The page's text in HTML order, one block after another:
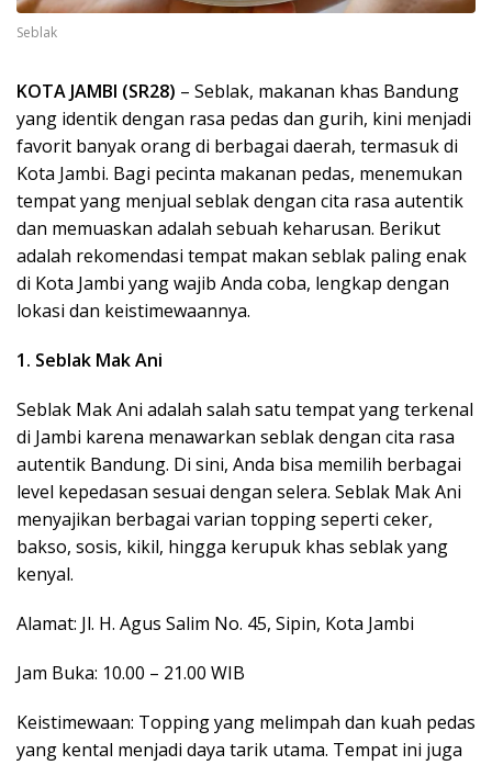
Seblak
KOTA JAMBI (SR28) – Seblak, makanan khas Bandung
yang identik dengan rasa pedas dan gurih, kini menjadi
favorit banyak orang di berbagai daerah, termasuk di
Kota Jambi. Bagi pecinta makanan pedas, menemukan
tempat yang menjual seblak dengan cita rasa autentik
dan memuaskan adalah sebuah keharusan. Berikut
adalah rekomendasi tempat makan seblak paling enak
di Kota Jambi yang wajib Anda coba, lengkap dengan
lokasi dan keistimewaannya.
1. Seblak Mak Ani
Seblak Mak Ani adalah salah satu tempat yang terkenal
di Jambi karena menawarkan seblak dengan cita rasa
autentik Bandung. Di sini, Anda bisa memilih berbagai
level kepedasan sesuai dengan selera. Seblak Mak Ani
menyajikan berbagai varian topping seperti ceker,
bakso, sosis, kikil, hingga kerupuk khas seblak yang
kenyal.
Alamat: Jl. H. Agus Salim No. 45, Sipin, Kota Jambi
Jam Buka: 10.00 – 21.00 WIB
Keistimewaan: Topping yang melimpah dan kuah pedas
yang kental menjadi daya tarik utama. Tempat ini juga